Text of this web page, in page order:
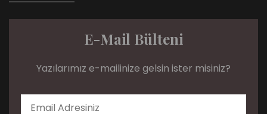
E-Mail Bülteni
Yazılarımız e-mailinize gelsin ister misiniz?